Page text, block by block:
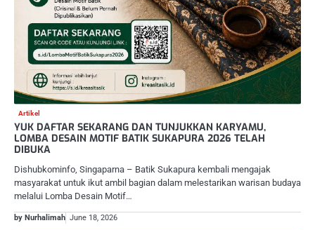
Artikel
YUK DAFTAR SEKARANG DAN TUNJUKKAN KARYAMU,
LOMBA DESAIN MOTIF BATIK SUKAPURA 2026 TELAH
DIBUKA
Dishubkominfo, Singaparna – Batik Sukapura kembali mengajak
masyarakat untuk ikut ambil bagian dalam melestarikan warisan budaya
melalui Lomba Desain Motif…
by Nurhalimah June 18, 2026